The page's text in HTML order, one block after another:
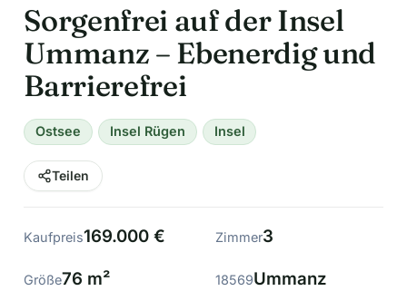
Sorgenfrei auf der Insel
Ummanz – Ebenerdig und
Barrierefrei
Ostsee Insel Rügen Insel
Teilen
Kaufpreis169.000 € Zimmer3
Größe76 m² 18569Ummanz